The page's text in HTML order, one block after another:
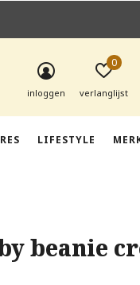
LIFESTYLE
inloggen verlanglijst
0
beanie